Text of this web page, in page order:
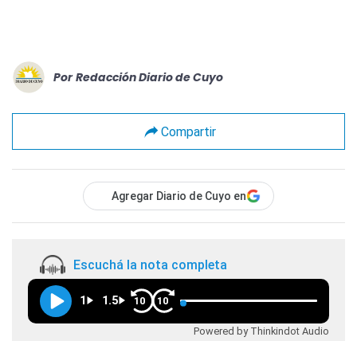
Por Redacción Diario de Cuyo
Compartir
Agregar Diario de Cuyo en
Escuchá la nota completa
1 1.5 10 10
Powered by Thinkindot Audio